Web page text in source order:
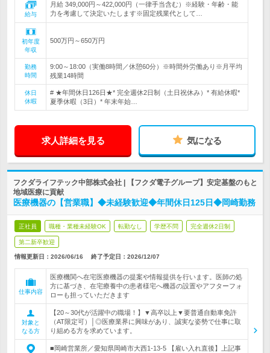
給与
月給 349,000円～422,000円（一律手当含む）※経験・年齢・能
力を考慮して決定いたします※固定残業代として…
初年度
年収
500万円～650万円
勤務
時間
9:00～18:00（実働8時間／休憩60分）※時間外労働あり※月平均
残業14時間
休日
休暇
# ★年間休日126日★* 完全週休2日制（土日祝休み）* 有給休暇*
夏季休暇（3日）* 年末年始…
求人詳細を見る 気になる
フクダライフテック中部株式会社 | 【フクダ電子グループ】安定基盤のもと
地域医療に貢献
医療機器の【営業職】◆未経験歓迎◆年間休日125日◆岡崎勤務
正社員 職種・業種未経験OK 転勤なし 学歴不問 完全週休2日制
第二新卒歓迎
情報更新日：2026/06/16 終了予定日： 2026/12/07
仕事内容
医療機関へ在宅医療機器の提案や情報提供を行います。医師の処
方に基づき、在宅療養中の患者様宅へ機器の設置やアフターフォ
ローも担っていただきます
対象と
なる方
【20～30代が活躍中の職場！】▼高卒以上▼要普通自動車免許
（AT限定可）│◎医療業界に興味があり、誠実な姿勢で仕事に取
り組める方を求めています。
■岡崎営業所／愛知県岡崎市大西1-13-5 【雇い入れ直後】上記事